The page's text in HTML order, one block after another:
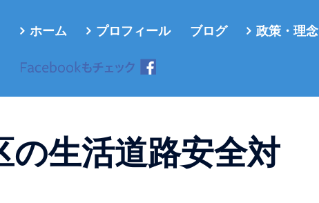
ホーム プロフィール ブログ 政策・理念
の生活道路安全対